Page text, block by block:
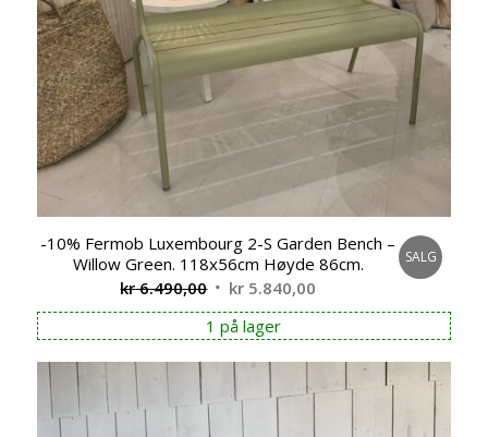
-10% Fermob Luxembourg 2-S Garden Bench –
Willow Green. 118x56cm Høyde 86cm.
kr6.490,00 Opprinnelig
pris
var:
kr 6.490,00.
kr 5.840,00
pris
er:
kr 5.840,00.
SALG
1 på lager